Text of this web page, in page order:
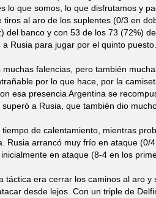
lo que somos, lo que disfrutamos y
tiros al aro de los suplentes (0/3 en
del banco y con 53 de los 73 (72%)
a Rusia para jugar por el quinto puesto.
muchas falencias, pero también
por lo que hace, por la
esa presencia Argentina se
a Rusia, que también dio
tiempo de calentamiento, mientras
Rusia arrancó muy frío en ataque (0/
en ataque (8-4 en los
táctica era cerrar los caminos al aro
desde lejos. Con un triple de